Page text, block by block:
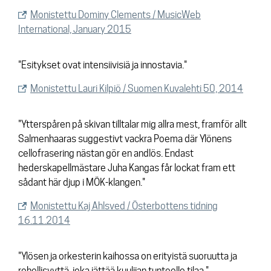
Monistettu Dominy Clements / MusicWeb
International, January 2015
"Esitykset ovat intensiivisiä ja innostavia."
Monistettu Lauri Kilpiö / Suomen Kuvalehti 50, 2014
"Ytterspåren på skivan tilltalar mig allra mest, framför allt
Salmenhaaras suggestivt vackra Poema där Ylönens
cellofrasering nästan gör en andlös. Endast
hederskapellmästare Juha Kangas får lockat fram ett
sådant här djup i MÖK-klangen."
Monistettu Kaj Ahlsved / Österbottens tidning
16.11.2014
"Ylösen ja orkesterin kaihossa on erityistä suoruutta ja